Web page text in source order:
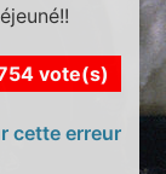
vote(s)
cette erreur